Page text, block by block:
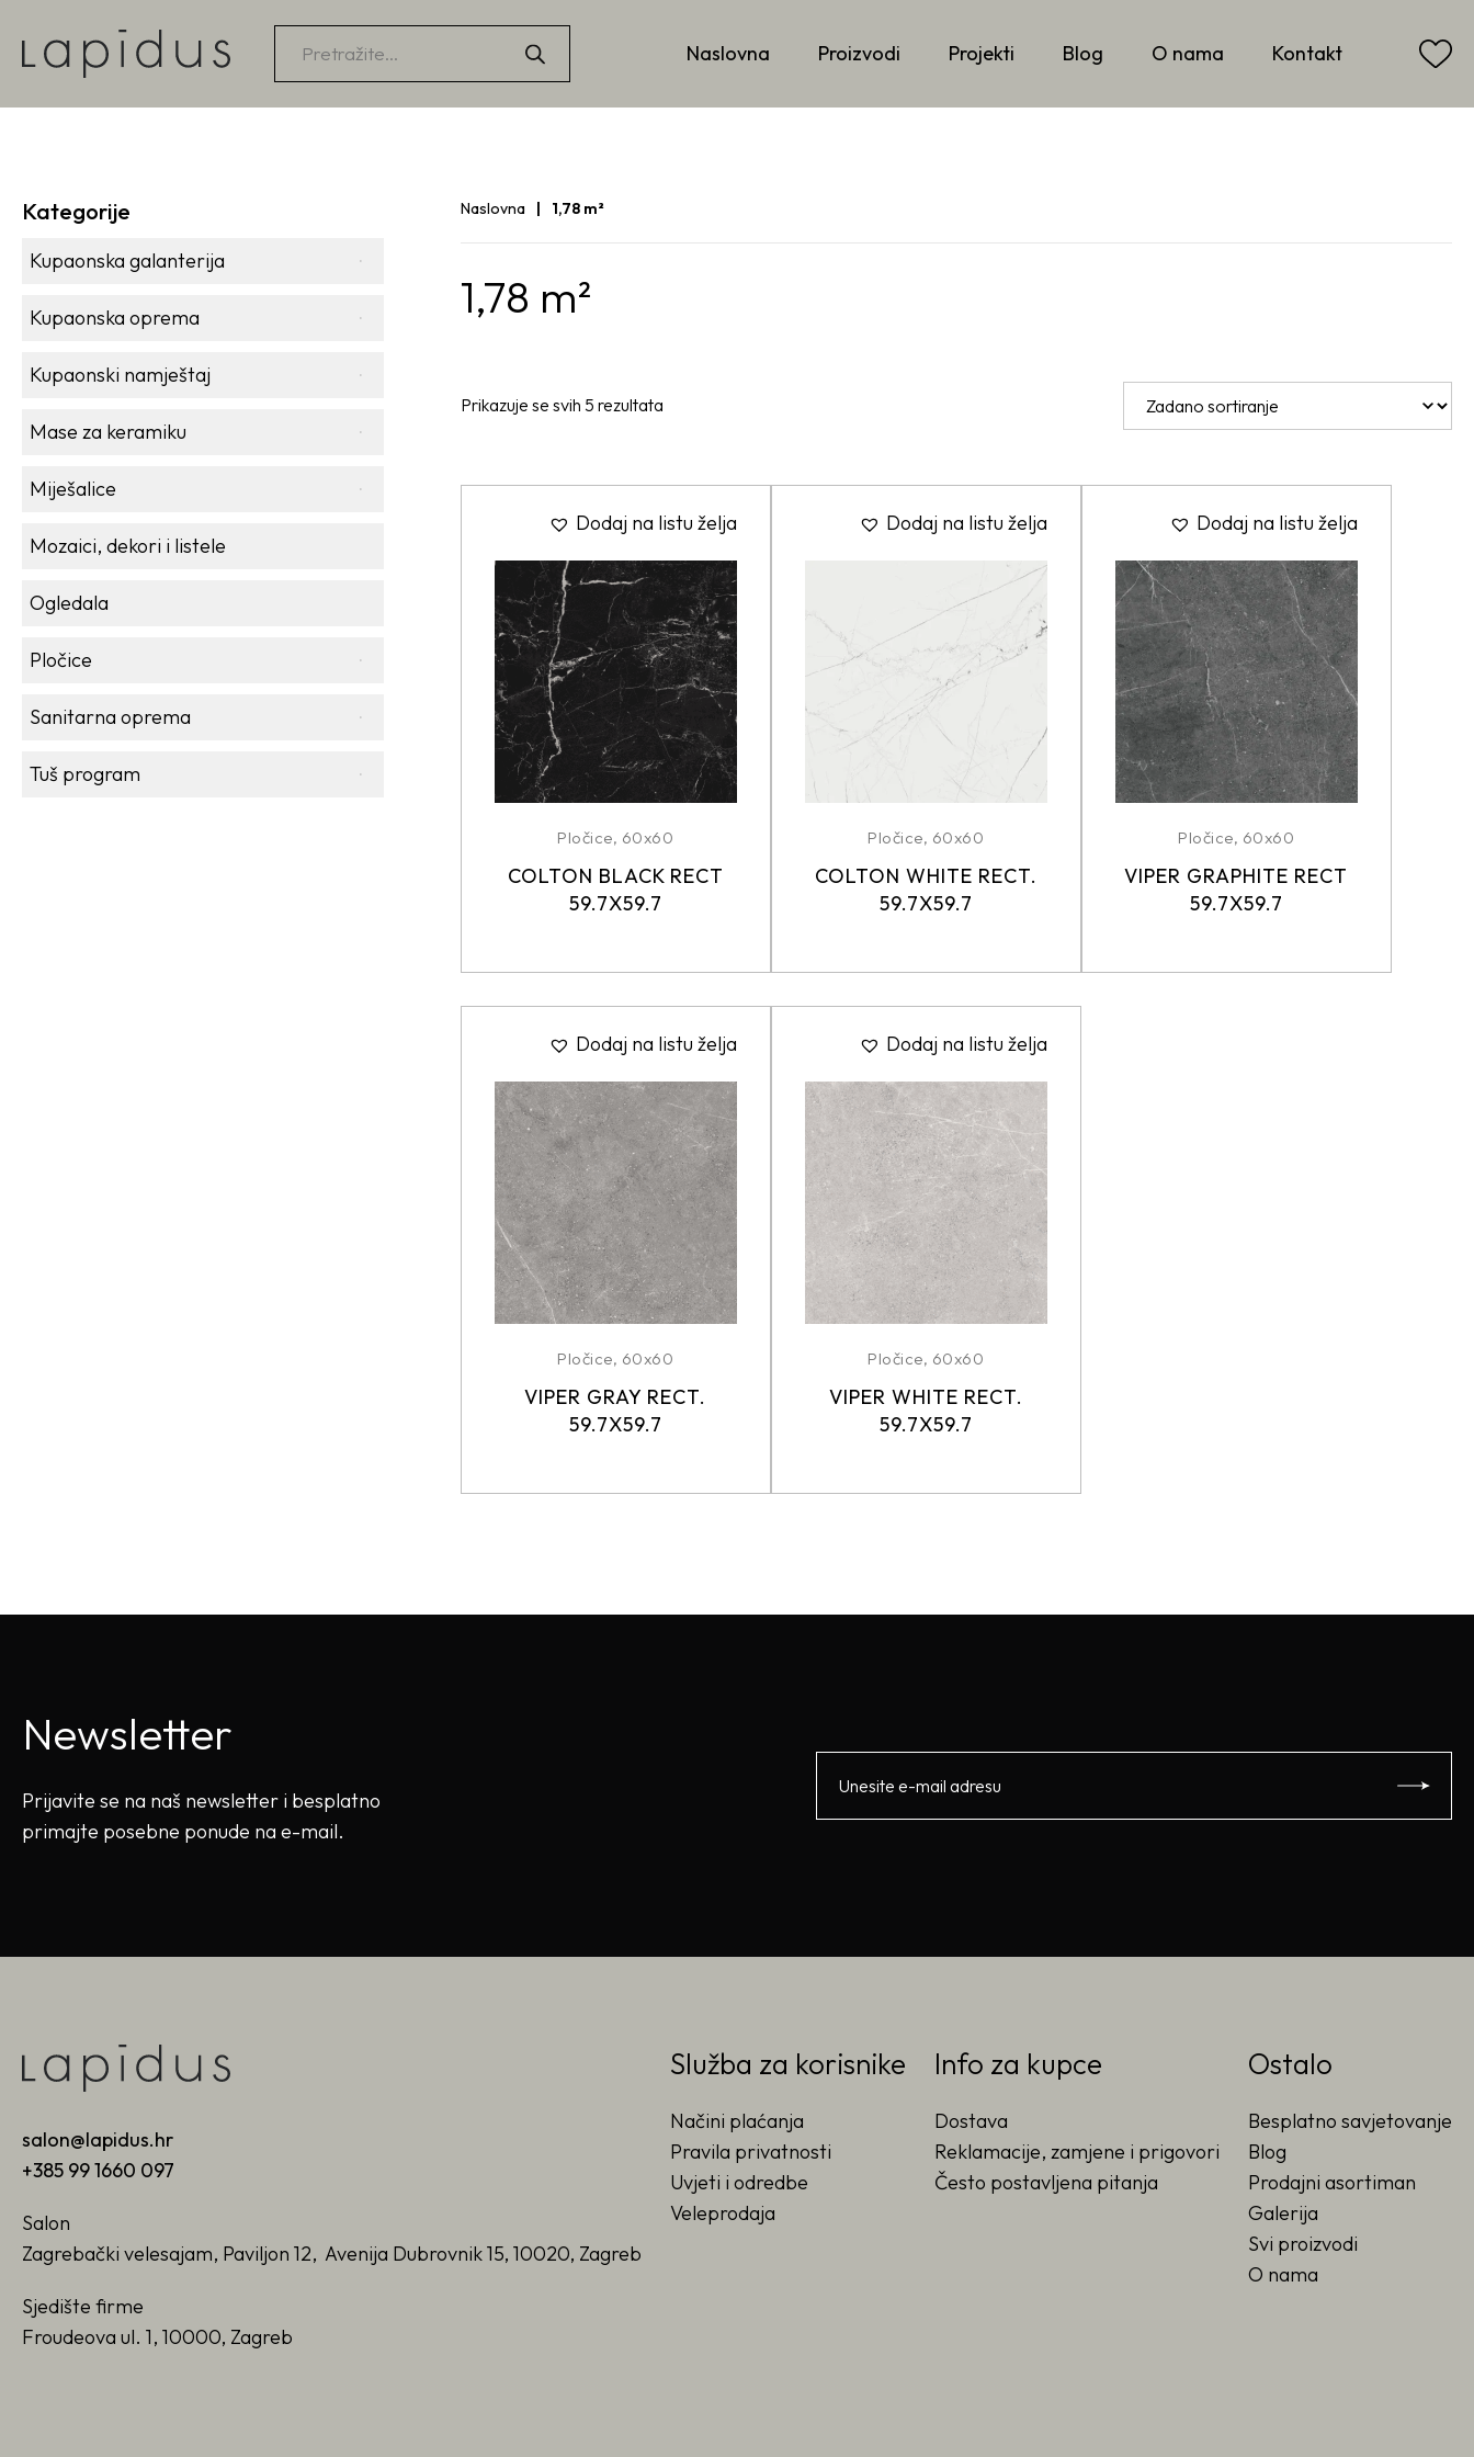
Products
search
Naslovna Proizvodi Projekti Blog O nama Kontakt
Kategorije
Kupaonska galanterija
Kupaonska oprema
Kupaonski namještaj
Mase za keramiku
Miješalice
Mozaici, dekori i listele
Ogledala
Pločice
Sanitarna oprema
Tuš program
Naslovna 1,78 m²
1,78 m²
Prikazuje se svih 5 rezultata
Dodaj na listu želja
Pločice, 60x60
COLTON BLACK RECT
59.7X59.7
Dodaj na listu želja
Pločice, 60x60
COLTON WHITE RECT.
59.7X59.7
Dodaj na listu želja
Pločice, 60x60
VIPER GRAPHITE RECT
59.7X59.7
Dodaj na listu želja
Pločice, 60x60
VIPER GRAY RECT.
59.7X59.7
Dodaj na listu želja
Pločice, 60x60
VIPER WHITE RECT.
59.7X59.7
Newsletter
Prijavite se na naš newsletter i besplatno
primajte posebne ponude na e-mail.
salon@lapidus.hr
+385 99 1660 097
Salon
Zagrebački velesajam, Paviljon 12, Avenija Dubrovnik 15, 10020, Zagreb
Sjedište firme
Froudeova ul. 1, 10000, Zagreb
Služba za korisnike
Načini plaćanja
Pravila privatnosti
Uvjeti i odredbe
Veleprodaja
Info za kupce
Dostava
Reklamacije, zamjene i prigovori
Često postavljena pitanja
Ostalo
Besplatno savjetovanje
Blog
Prodajni asortiman
Galerija
Svi proizvodi
O nama